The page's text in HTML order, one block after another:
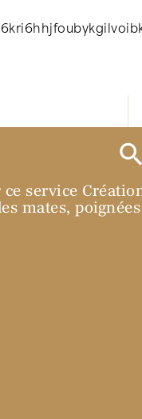
service
mates,